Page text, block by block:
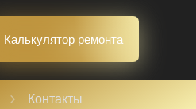
Калькулятор ремонта
Контакты